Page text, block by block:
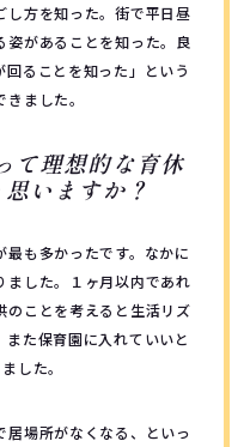
し方を知った。街で平日昼
姿があることを知った。良
ることを知った」という
ました。
て理想的な育休
いますか？
も多かったです。なかに
ました。１ヶ月以内であれ
のことを考えると生活リズ
た保育園に入れていいと
した。
居場所がなくなる、といっ